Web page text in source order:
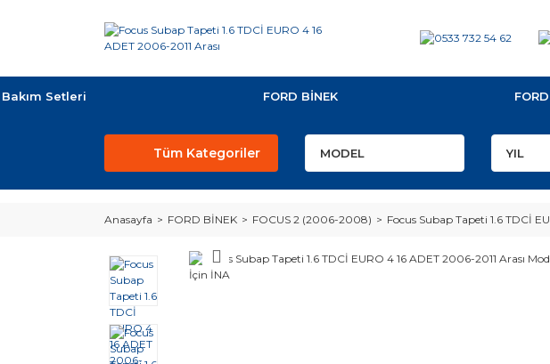
Bakım Setleri FORD BİNEK
Tüm Kategoriler
Anasayfa FORD BİNEK FOCUS 2 (2006-2008) Focus Subap Tapeti 1.6 TDCİ